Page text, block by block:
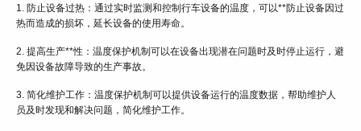
1. 防止设备过热：通过实时监测和控制行车设备的温度，可以**防止设备因过
热而造成的损坏，延长设备的使用寿命。
2. 提高生产**性：温度保护机制可以在设备出现潜在问题时及时停止运行，避
免因设备故障导致的生产事故。
3. 简化维护工作：温度保护机制可以提供设备运行的温度数据，帮助维护人
员及时发现和解决问题，简化维护工作。